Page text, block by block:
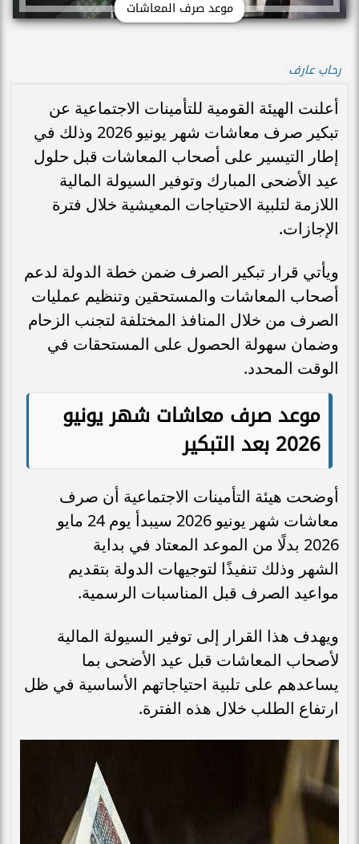
موعد صرف المعاشات
رحاب عارف
أعلنت الهيئة القومية للتأمينات الاجتماعية عن
تبكير صرف معاشات شهر يونيو 2026 وذلك في
إطار التيسير على أصحاب المعاشات قبل حلول
عيد الأضحى المبارك وتوفير السيولة المالية
اللازمة لتلبية الاحتياجات المعيشية خلال فترة
الإجازات.
ويأتي قرار تبكير الصرف ضمن خطة الدولة لدعم
أصحاب المعاشات والمستحقين وتنظيم عمليات
الصرف من خلال المنافذ المختلفة لتجنب الزحام
وضمان سهولة الحصول على المستحقات في
الوقت المحدد.
موعد صرف معاشات شهر يونيو
2026 بعد التبكير
أوضحت هيئة التأمينات الاجتماعية أن صرف
معاشات شهر يونيو 2026 سيبدأ يوم 24 مايو
2026 بدلًا من الموعد المعتاد في بداية
الشهر وذلك تنفيذًا لتوجيهات الدولة بتقديم
مواعيد الصرف قبل المناسبات الرسمية.
ويهدف هذا القرار إلى توفير السيولة المالية
لأصحاب المعاشات قبل عيد الأضحى بما
يساعدهم على تلبية احتياجاتهم الأساسية في ظل
ارتفاع الطلب خلال هذه الفترة.